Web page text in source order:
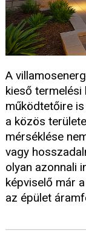
A
kieső
működtetőire
a közös
mérséklése
vagy
olyan azonnali
képviselő már
az épület